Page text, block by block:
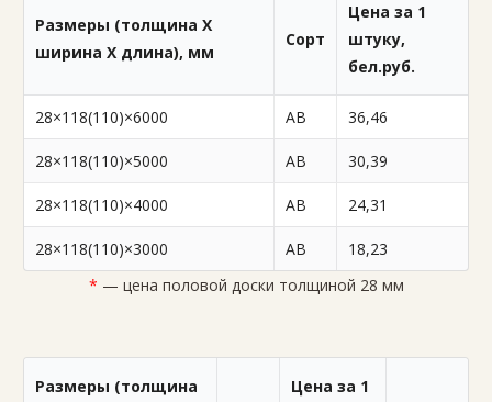
Размеры (толщина X
ширина X длина), мм
Сорт
Цена за 1
штуку,
бел.руб.
28×118(110)×6000 AB 36,46
28×118(110)×5000 AB 30,39
28×118(110)×4000 AB 24,31
28×118(110)×3000 AB
18,23
* — цена половой доски толщиной 28 мм
Размеры (толщина
Цена за 1